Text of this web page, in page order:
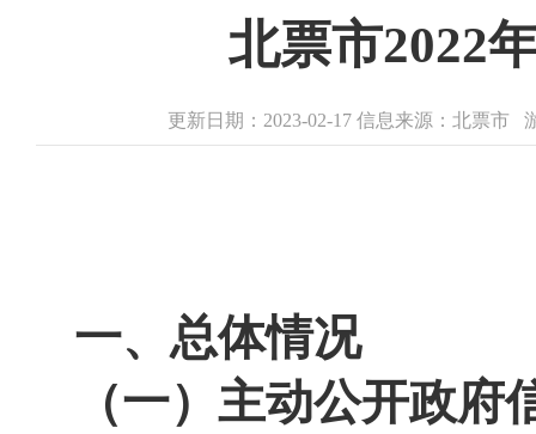
北票市2022
更新日期：2023-02-17 信息来源：北票市
一、总体情况
（一）主动公开政府